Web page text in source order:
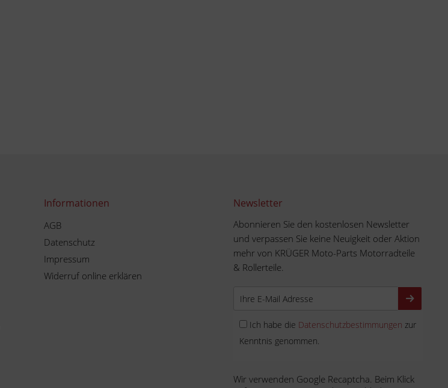
Informationen
AGB
Datenschutz
Impressum
Widerruf online erklären
Newsletter
Abonnieren Sie den kostenlosen Newsletter
und verpassen Sie keine Neuigkeit oder Aktion
mehr von KRÜGER Moto-Parts Motorradteile
& Rollerteile.
Ich habe die Datenschutzbestimmungen zur
Kenntnis genommen.
Wir verwenden Google Recaptcha. Beim Klick